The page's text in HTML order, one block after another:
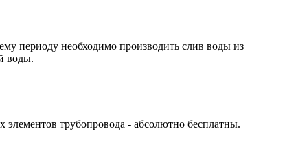
периоду необходимо производить слив воды из
воды.
трубопровода - абсолютно бесплатны.